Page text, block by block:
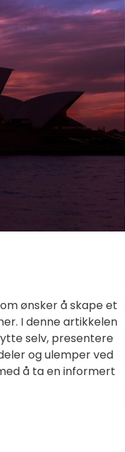
ønsker å skape et
I denne artikkelen
selv, presentere
og ulemper ved
å ta en informert